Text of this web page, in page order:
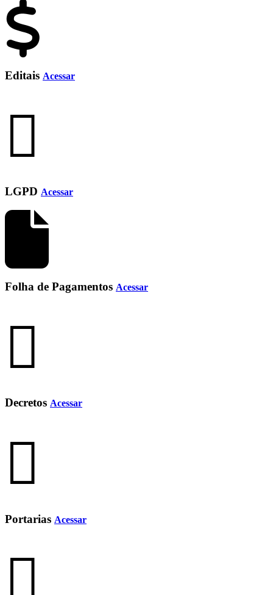
Editais Acessar
LGPD Acessar
Folha de Pagamentos Acessar
Decretos Acessar
Portarias Acessar